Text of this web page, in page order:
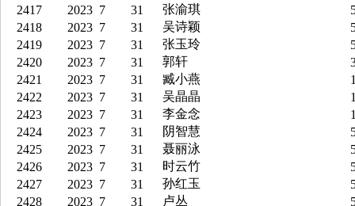
2417
2023 7 31 张渝琪
2418
2023 7 31 吴诗颖
2419
2023 7 31 张玉玲
2420
2023 7 31 郭轩
2421
2023 7 31 臧小燕
2422
2023 7 31 吴晶晶
2423
2023 7 31 李金念
2424
2023 7 31 阴智慧
2425
2023 7 31 聂丽泳
2426
2023 7 31 时云竹
2427
2023 7 31 孙红玉
2428
2023 7 31 卢丛